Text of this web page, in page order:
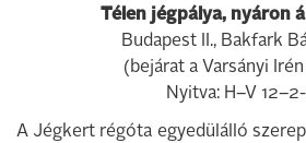
Télen jégpálya, nyáron
Budapest II., Bakfark
(bejárat a Varsányi
Nyitva: H–V
A Jégkert régóta egyedülálló